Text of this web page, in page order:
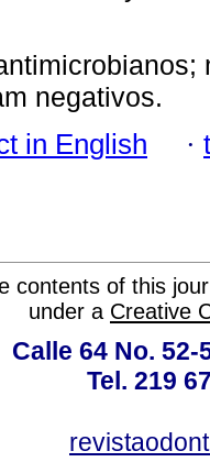
negativos.
in English ·
contents of this
under a Creative
Calle 64 No. 52-
Tel. 219